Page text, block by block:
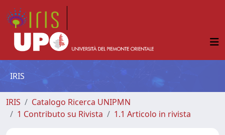
IRIS
IRIS
Catalogo Ricerca UNIPMN
1 Contributo su Rivista
1.1 Articolo in rivista